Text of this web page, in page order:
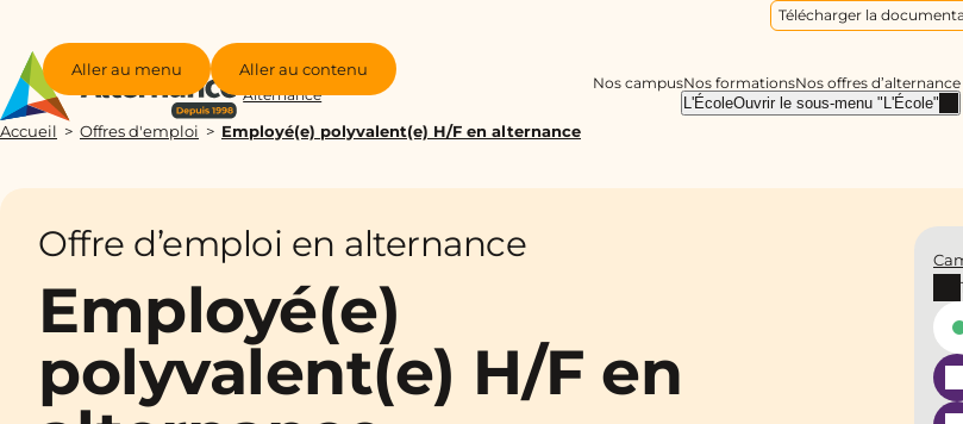
Aller au menu Aller au contenu
Groupe
Alternance
Nos campusNos formationsNos offres d’alternance
L'ÉcoleOuvrir le sous-menu "L'École"
Télécharger la
Accueil Offres d'emploi Employé(e) polyvalent(e) H/F en alternance
Offre d’emploi en alternance
Employé(e)
polyvalent(e) H/F en